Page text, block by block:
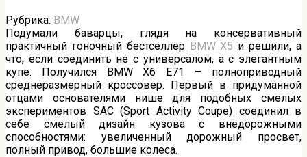
Рубрика: BMW
Подумали баварцы, глядя на консервативный
практичный гоночный бестселлер BMW X5 и решили, а
что, если соединить не с универсалом, а с элегантным
купе. Получился BMW X6 E71 – полноприводный
среднеразмерный кроссовер. Первый в придуманной
отцами основателями нише для подобных смелых
экспериментов SAC (Sport Activity Coupe) соединил в
себе смелый дизайн кузова с внедорожными
способностями: увеличенный дорожный просвет,
полный привод, большие колеса.